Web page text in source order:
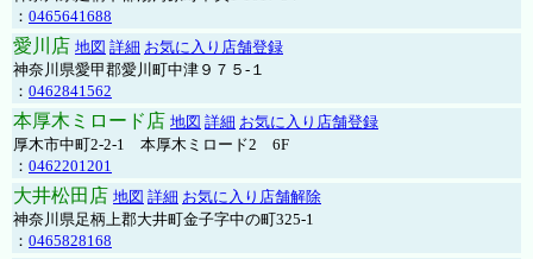
： 0465641688
愛川店 地図 詳細 お気に入り店舗登録
神奈川県愛甲郡愛川町中津９７５-１
： 0462841562
本厚木ミロード店 地図 詳細 お気に入り店舗登録
厚木市中町2-2-1 本厚木ミロード2 6F
： 0462201201
大井松田店 地図 詳細 お気に入り店舗解除
神奈川県足柄上郡大井町金子字中の町325-1
： 0465828168